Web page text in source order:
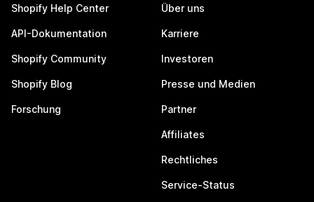
Shopify Help Center
API-Dokumentation
Shopify Community
Shopify Blog
Forschung
Über uns
Karriere
Investoren
Presse und Medien
Partner
Affiliates
Rechtliches
Service-Status